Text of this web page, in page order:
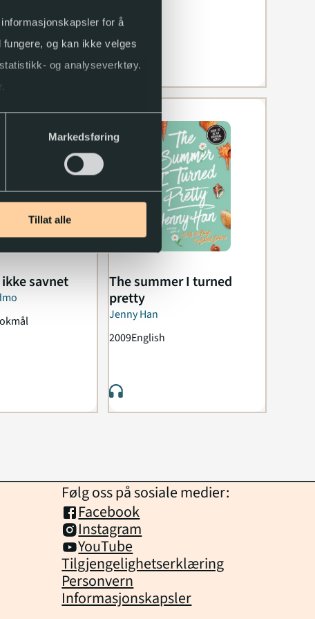
for å
og kan ikke velges
og analyseverktøy.
Markedsføring
Tillat alle
savnet
The summer I turned
pretty
Jenny Han
2009English
Følg oss på sosiale medier:
Facebook
Instagram
YouTube
Tilgjengelighetserklæring
Personvern
Informasjonskapsler